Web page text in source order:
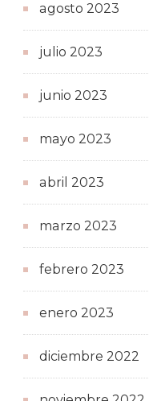
agosto 2023
julio 2023
junio 2023
mayo 2023
abril 2023
marzo 2023
febrero 2023
enero 2023
diciembre 2022